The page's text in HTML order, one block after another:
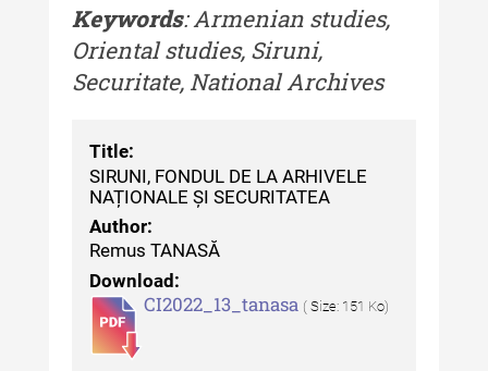
MediCult - Revista de mediere
culturală
culturală IV (2025)
MediCult - Revista de mediere
culturală III (2024)
MediCult - Revista de mediere
culturală II (2023)
Indexul Complet
Keywords:Armenian studies,
Oriental studies, Siruni,
Securitate, National Archives
Title:
SIRUNI, FONDUL DE LA ARHIVELE
NAȚIONALE ȘI SECURITATEA
Author:
Remus TANASĂ
Download:
CI2022_13_tanasa ( Size: 151 Ko)